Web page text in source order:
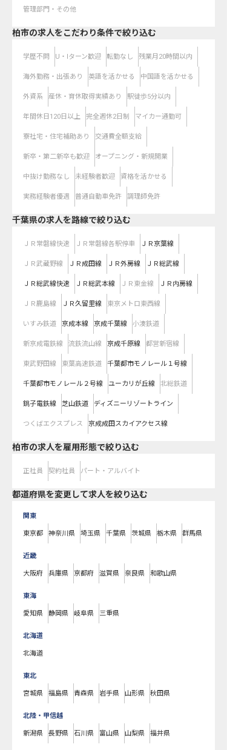
管理部門・その他
柏市の求人をこだわり条件で絞り込む
学歴不問 U・Iターン歓迎 転勤なし 残業月20時間以内
海外勤務・出張あり 英語を活かせる 中国語を活かせる
外資系 産休・育休取得実績あり 駅徒歩5分以内
年間休日120日以上 完全週休2日制 マイカー通勤可
寮社宅・住宅補助あり 交通費全額支給
新卒・第二新卒も歓迎 オープニング・新規開業
中抜け勤務なし 未経験者歓迎 資格を活かせる
実務経験者優遇 普通自動車免許 調理師免許
千葉県の求人を路線で絞り込む
ＪＲ常磐線快速 ＪＲ常磐線各駅停車 ＪＲ京葉線
ＪＲ武蔵野線 ＪＲ成田線 ＪＲ外房線 ＪＲ総武線
ＪＲ総武線快速 ＪＲ総武本線 ＪＲ東金線 ＪＲ内房線
ＪＲ鹿島線 ＪＲ久留里線 東京メトロ東西線
いすみ鉄道 京成本線 京成千葉線 小湊鉄道
新京成電鉄線 流鉄流山線 京成千原線 都営新宿線
東武野田線 東葉高速鉄道 千葉都市モノレール１号線
千葉都市モノレール２号線 ユーカリが丘線 北総鉄道
銚子電鉄線 芝山鉄道 ディズニーリゾートライン
つくばエクスプレス 京成成田スカイアクセス線
柏市の求人を雇用形態で絞り込む
正社員 契約社員 パート・アルバイト
都道府県を変更して求人を絞り込む
関東
東京都 神奈川県 埼玉県 千葉県 茨城県 栃木県 群馬県
近畿
大阪府 兵庫県 京都府 滋賀県 奈良県 和歌山県
東海
愛知県 静岡県 岐阜県 三重県
北海道
北海道
東北
宮城県 福島県 青森県 岩手県 山形県 秋田県
北陸・甲信越
新潟県 長野県 石川県 富山県 山梨県 福井県